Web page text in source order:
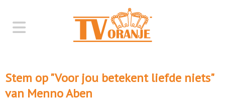
Stem op "Voor jou betekent liefde niets"
van Menno Aben